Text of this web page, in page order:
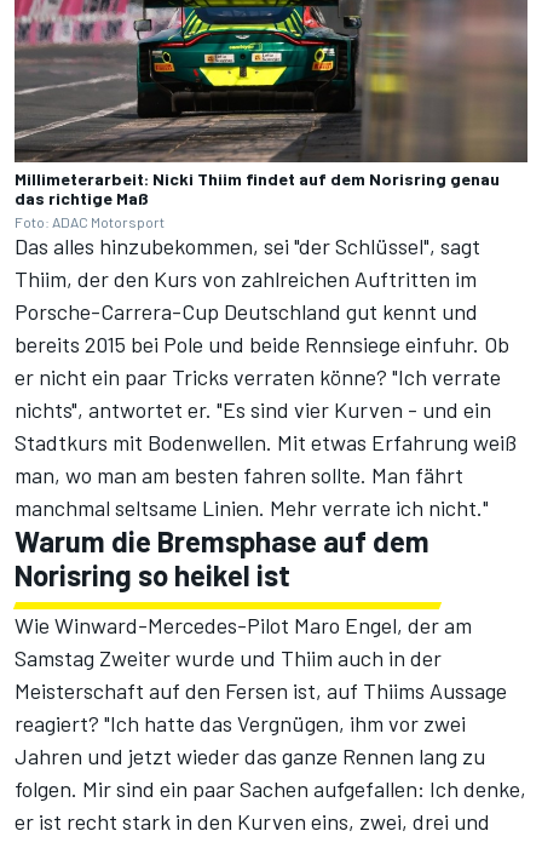
Millimeterarbeit: Nicki Thiim findet auf dem Norisring genau
das richtige Maß
Foto: ADAC Motorsport
Das alles hinzubekommen, sei "der Schlüssel", sagt
Thiim, der den Kurs von zahlreichen Auftritten im
Porsche-Carrera-Cup Deutschland gut kennt und
bereits 2015 bei Pole und beide Rennsiege einfuhr. Ob
er nicht ein paar Tricks verraten könne? "Ich verrate
nichts", antwortet er. "Es sind vier Kurven - und ein
Stadtkurs mit Bodenwellen. Mit etwas Erfahrung weiß
man, wo man am besten fahren sollte. Man fährt
manchmal seltsame Linien. Mehr verrate ich nicht."
Warum die Bremsphase auf dem
Norisring so heikel ist
Wie Winward-Mercedes-Pilot Maro Engel, der am
Samstag Zweiter wurde und Thiim auch in der
Meisterschaft auf den Fersen ist, auf Thiims Aussage
reagiert? "Ich hatte das Vergnügen, ihm vor zwei
Jahren und jetzt wieder das ganze Rennen lang zu
folgen. Mir sind ein paar Sachen aufgefallen: Ich denke,
er ist recht stark in den Kurven eins, zwei, drei und